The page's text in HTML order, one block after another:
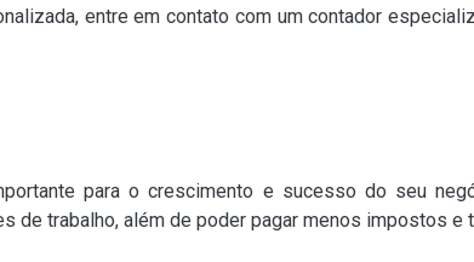
entre em contato com um contador
para o crescimento e sucesso do seu
de trabalho, além de poder pagar menos impostos